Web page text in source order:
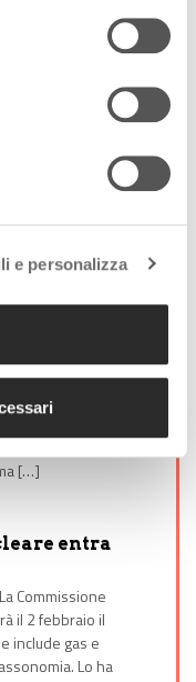
e personalizza
il
ed europea
nucleare è una
molto vicina
[…]
la
stelle
transizione
sicura e
[…]
entra
Commissione
il 2 febbraio il
include gas e
Lo ha